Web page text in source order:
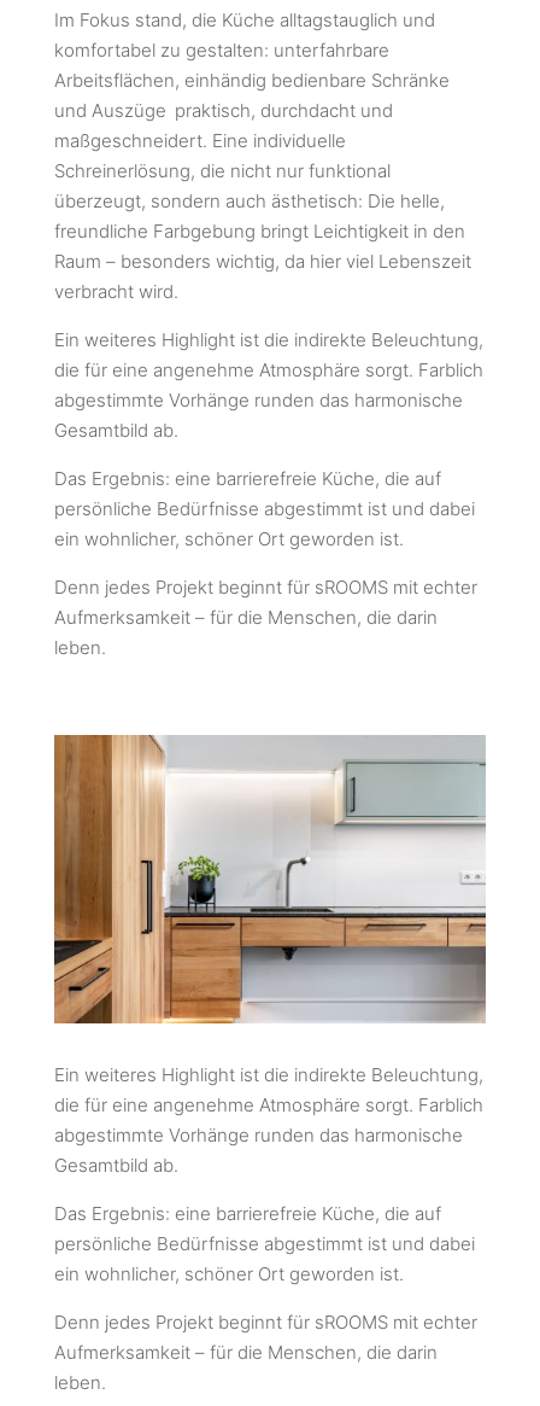
Im Fokus stand, die Küche alltagstauglich und
komfortabel zu gestalten: unterfahrbare
Arbeitsflächen, einhändig bedienbare Schränke
und Auszüge praktisch, durchdacht und
maßgeschneidert. Eine individuelle
Schreinerlösung, die nicht nur funktional
überzeugt, sondern auch ästhetisch: Die helle,
freundliche Farbgebung bringt Leichtigkeit in den
Raum – besonders wichtig, da hier viel Lebenszeit
verbracht wird.
Ein weiteres Highlight ist die indirekte Beleuchtung,
die für eine angenehme Atmosphäre sorgt. Farblich
abgestimmte Vorhänge runden das harmonische
Gesamtbild ab.
Das Ergebnis: eine barrierefreie Küche, die auf
persönliche Bedürfnisse abgestimmt ist und dabei
ein wohnlicher, schöner Ort geworden ist.
Denn jedes Projekt beginnt für sROOMS mit echter
Aufmerksamkeit – für die Menschen, die darin
leben.
Ein weiteres Highlight ist die indirekte Beleuchtung,
die für eine angenehme Atmosphäre sorgt. Farblich
abgestimmte Vorhänge runden das harmonische
Gesamtbild ab.
Das Ergebnis: eine barrierefreie Küche, die auf
persönliche Bedürfnisse abgestimmt ist und dabei
ein wohnlicher, schöner Ort geworden ist.
Denn jedes Projekt beginnt für sROOMS mit echter
Aufmerksamkeit – für die Menschen, die darin
leben.